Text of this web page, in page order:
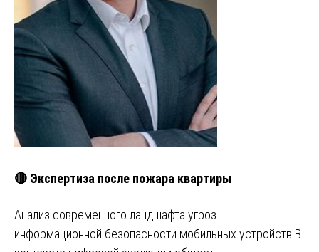
🔴 Экспертиза после пожара квартиры
Анализ современного ландшафта угроз
информационной безопасности мобильных устройств В